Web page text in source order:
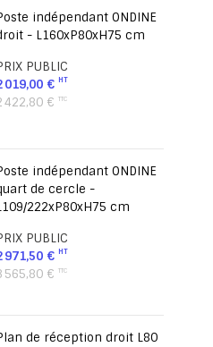
indépendant ONDINE
- L160xP80xH75 cm
PUBLIC
019,00 €
422,80 €
indépendant ONDINE
de cercle -
222xP80xH75 cm
PUBLIC
971,50 €
565,80 €
de réception droit L80